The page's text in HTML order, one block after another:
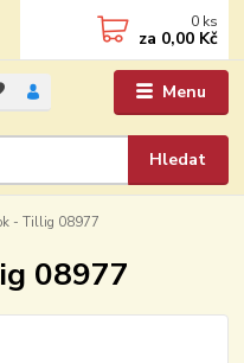
Menu
Hledat
0 ks
za 0,00 Kč
- Tillig 08977
08977